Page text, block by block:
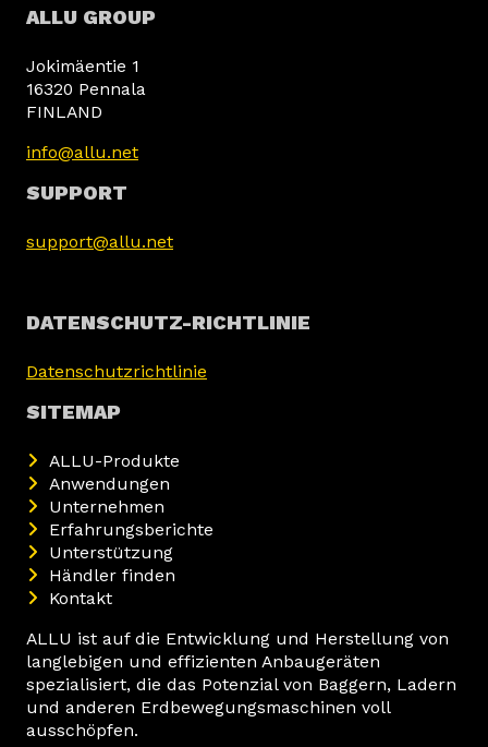
ALLU ist auf die Entwicklung und Herstellung von
langlebigen und effizienten Anbaugeräten
spezialisiert, die das Potenzial von Baggern, Ladern
und anderen Erdbewegungsmaschinen voll
ausschöpfen.
ALLU GROUP
Jokimäentie 1
16320 Pennala
FINLAND
info@allu.net
SUPPORT
support@allu.net
DATENSCHUTZ-RICHTLINIE
Datenschutzrichtlinie
SITEMAP
ALLU-Produkte
Anwendungen
Unternehmen
Erfahrungsberichte
Unterstützung
Händler finden
Kontakt